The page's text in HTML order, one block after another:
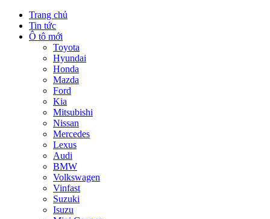
Trang chủ
Tin tức
Ô tô mới
Toyota
Hyundai
Honda
Mazda
Ford
Kia
Mitsubishi
Nissan
Mercedes
Lexus
Audi
BMW
Volkswagen
Vinfast
Suzuki
Isuzu